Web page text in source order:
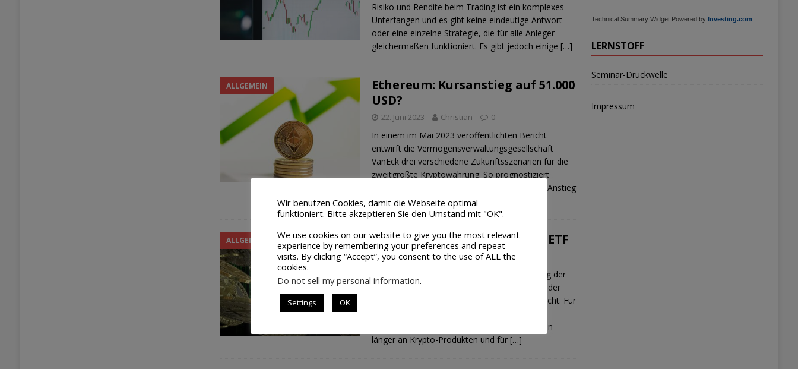
Risiko und Rendite beim Trading ist ein komplexes
Unterfangen und es gibt keine eindeutige Antwort
oder eine einzelne Strategie, die für alle Anleger
gleichermaßen funktioniert. Es gibt jedoch einige […]
ALLGEMEIN
Ethereum: Kursanstieg auf 51.000
USD?
22. Juni 2023 Christian 0
In einem im Mai 2023 veröffentlichten Bericht
entwirft die Vermögensverwaltungsgesellschaft
VanEck drei verschiedene Zukunftsszenarien für die
zweitgrößte Kryptowährung. So prognostiziert
VanEck als „Basisziel“ für das Jahr 2030 einen Anstieg
der Einnahmen des Netzwerks von 2,6
ALLGEMEIN Blackrock will einen Bitcoin-ETF
18. Juni 2023 Christian 0
Blackrock ist die größte Vermögensverwaltung der
Welt und sie hat einen Bitcoin-ETF-Antrag bei der
amerikanischen Börsenaufsicht (SEC) eingereicht. Für
Coinbase ausgewählt. Blackrock arbeitet schon
länger an Krypto-Produkten und für[…]
Technical Summary Widget Powered by Investing.com
LERNSTOFF
Seminar-Druckwelle
Impressum
Wir benutzen Cookies, damit die Webseite optimal
funktioniert. Bitte akzeptieren Sie den Umstand mit "OK".
We use cookies on our website to give you the most relevant
experience by remembering your preferences and repeat
visits. By clicking “Accept”, you consent to the use of ALL the
cookies.
Do not sell my personal information.
Settings OK